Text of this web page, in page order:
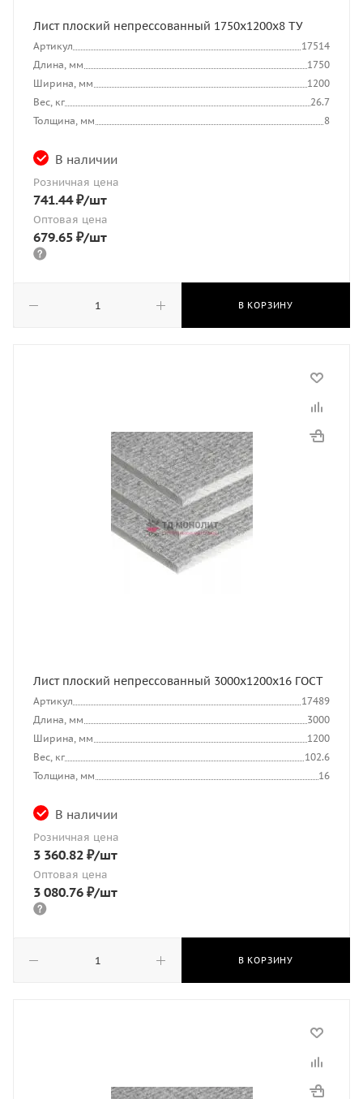
Лист плоский непрессованный 1750x1200x8 ТУ
Артикул
17514
Длина, мм
1750
Ширина, мм
1200
Вес, кг
26.7
Толщина, мм
8
В наличии
Розничная цена
741.44₽/шт
Оптовая цена
679.65 ₽/шт
В КОРЗИНУ
Лист плоский непрессованный 3000x1200x16 ГОСТ
Артикул
17489
Длина, мм
3000
Ширина, мм
1200
Вес, кг
102.6
Толщина, мм
16
В наличии
Розничная цена
3 360.82 ₽/шт
Оптовая цена
3 080.76 ₽/шт
В КОРЗИНУ